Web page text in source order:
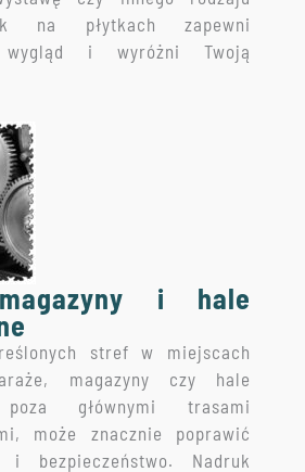
na płytkach zapewni
wygląd i wyróżni Twoją
i hale
stref w miejscach
magazyny czy hale
poza głównymi trasami
może znacznie poprawić
i bezpieczeństwo. Nadruk